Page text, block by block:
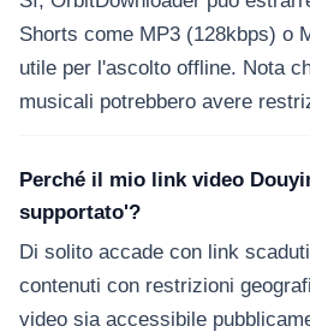
Shorts come MP3 (128kbps) o
utile per l'ascolto offline. Nota
musicali potrebbero avere
Perché il mio link video
supportato'?
Di solito accade con link
contenuti con restrizioni
video sia accessibile